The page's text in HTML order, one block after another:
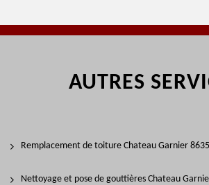
AUTRES
Remplacement de toiture Chateau Garnier
Nettoyage et pose de gouttières Chateau